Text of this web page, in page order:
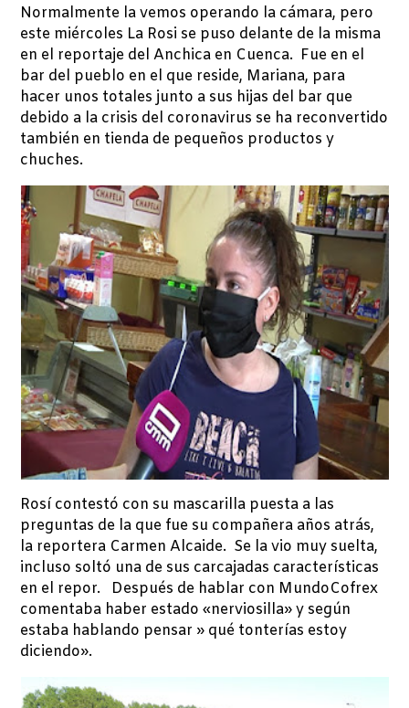
Normalmente la vemos operando la cámara, pero
este miércoles La Rosi se puso delante de la misma
en el reportaje del Anchica en Cuenca. Fue en el
bar del pueblo en el que reside, Mariana, para
hacer unos totales junto a sus hijas del bar que
debido a la crisis del coronavirus se ha reconvertido
también en tienda de pequeños productos y
chuches.
Rosí contestó con su mascarilla puesta a las
preguntas de la que fue su compañera años atrás,
la reportera Carmen Alcaide. Se la vio muy suelta,
incluso soltó una de sus carcajadas características
en el repor. Después de hablar con MundoCofrex
comentaba haber estado «nerviosilla» y según
estaba hablando pensar » qué tonterías estoy
diciendo».